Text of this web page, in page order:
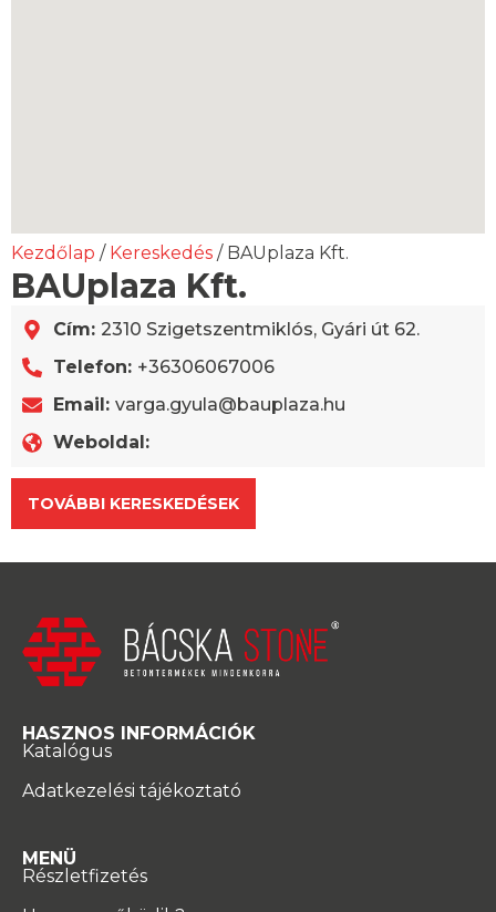
Kezdőlap / Kereskedés / BAUplaza Kft.
BAUplaza Kft.
Cím: 2310 Szigetszentmiklós, Gyári út 62.
Telefon: +36306067006
Email: varga.gyula@bauplaza.hu
Weboldal:
TOVÁBBI KERESKEDÉSEK
HASZNOS INFORMÁCIÓK
Katalógus
Adatkezelési tájékoztató
MENÜ
Részletfizetés